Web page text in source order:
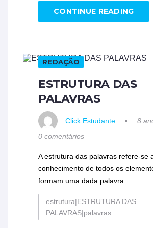
CONTINUE READING
REDAÇÃO
ESTRUTURA DAS
PALAVRAS
Click Estudante
8
0 comentários
A estrutura das palavras refere-se
conhecimento de todos os
formam uma dada palavra.
estrutura|ESTRUTURA DAS
PALAVRAS|palavras